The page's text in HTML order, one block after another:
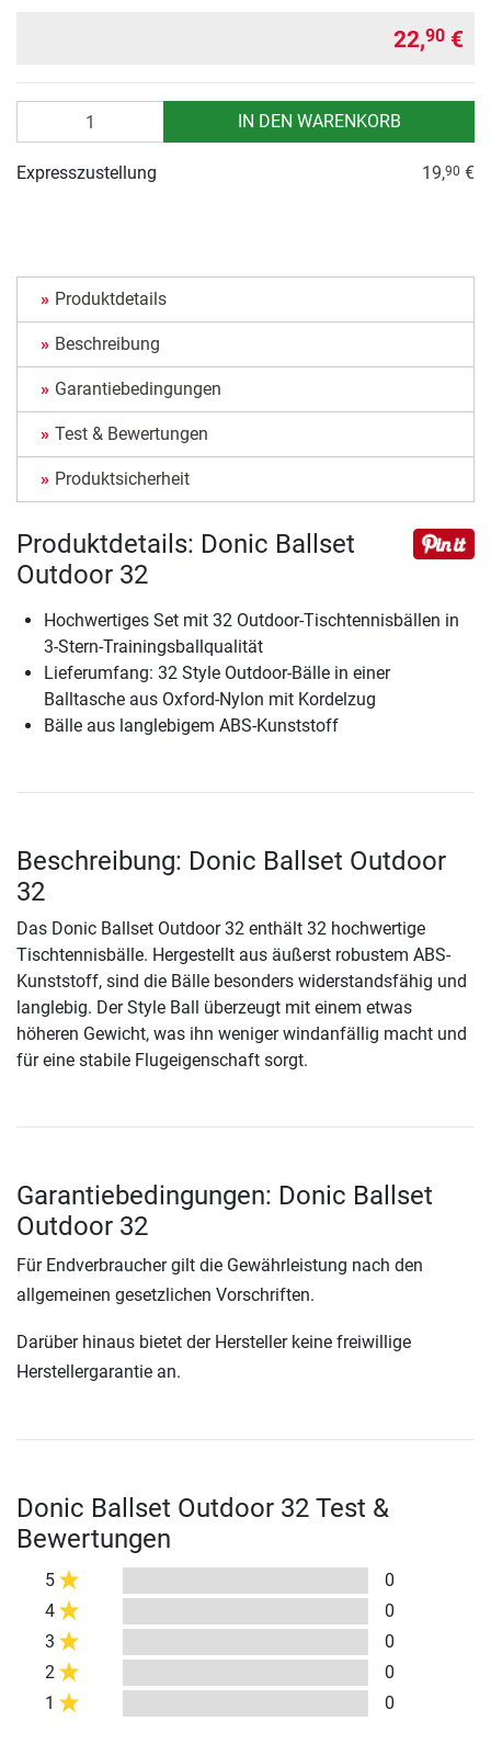
22,90 €
IN DEN WARENKORB
Expresszustellung 19,90 €
Produktdetails
Beschreibung
Garantiebedingungen
Test & Bewertungen
Produktsicherheit
Produktdetails: Donic Ballset
Outdoor 32
Hochwertiges Set mit 32 Outdoor-Tischtennisbällen in
3-Stern-Trainingsballqualität
Lieferumfang: 32 Style Outdoor-Bälle in einer
Balltasche aus Oxford-Nylon mit Kordelzug
Bälle aus langlebigem ABS-Kunststoff
Beschreibung: Donic Ballset Outdoor
32
Das Donic Ballset Outdoor 32 enthält 32 hochwertige
Tischtennisbälle. Hergestellt aus äußerst robustem ABS-
Kunststoff, sind die Bälle besonders widerstandsfähig und
langlebig. Der Style Ball überzeugt mit einem etwas
höheren Gewicht, was ihn weniger windanfällig macht und
für eine stabile Flugeigenschaft sorgt.
Garantiebedingungen: Donic Ballset
Outdoor 32
Für Endverbraucher gilt die Gewährleistung nach den
allgemeinen gesetzlichen Vorschriften.
Darüber hinaus bietet der Hersteller keine freiwillige
Herstellergarantie an.
Donic Ballset Outdoor 32 Test &
Bewertungen
5
0
4
0
3
0
2
0
1
0